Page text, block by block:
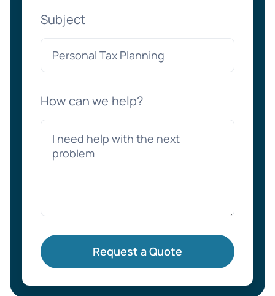
Subject
How can we help?
Request a Quote